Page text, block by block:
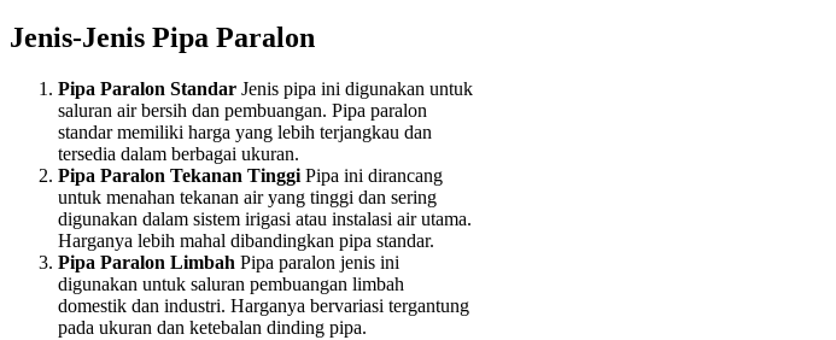
Jenis-Jenis Pipa Paralon
Pipa Paralon Standar Jenis pipa ini digunakan untuk
saluran air bersih dan pembuangan. Pipa paralon
standar memiliki harga yang lebih terjangkau dan
tersedia dalam berbagai ukuran.
Pipa Paralon Tekanan Tinggi Pipa ini dirancang
untuk menahan tekanan air yang tinggi dan sering
digunakan dalam sistem irigasi atau instalasi air utama.
Harganya lebih mahal dibandingkan pipa standar.
Pipa Paralon Limbah Pipa paralon jenis ini
digunakan untuk saluran pembuangan limbah
domestik dan industri. Harganya bervariasi tergantung
pada ukuran dan ketebalan dinding pipa.